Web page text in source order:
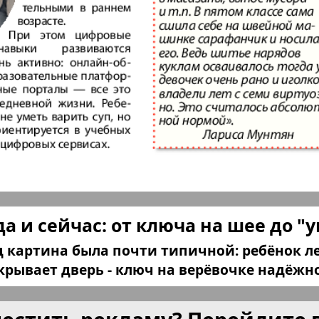
КП в Европе КП
Kulinar TV
М-City Маяк
Наша Газета
Италия
Наша
Новая Wолна
и сейчас: от ключа на шее до
была почти типичной: ребёнок
дверь - ключ на верёвочке